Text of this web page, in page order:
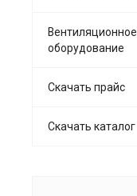
Вентиляционное
оборудование
Скачать прайс
Скачать каталог